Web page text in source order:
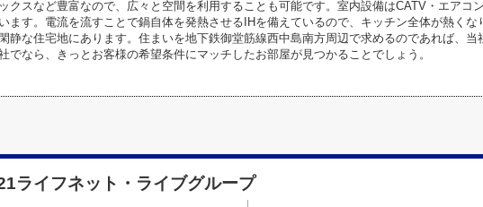
クスなど豊富なので、広々と空間を利用することも可能です。室内設備はCATV・エアコ
ます。電流を流すことで鍋自体を発熱させるIHを備えているので、キッチン全体が熱く
静な住宅地にあります。住まいを地下鉄御堂筋線西中島南方周辺で求めるのであれば、当
でなら、きっとお客様の希望条件にマッチしたお部屋が見つかることでしょう。
ライフネット・ライブグループ